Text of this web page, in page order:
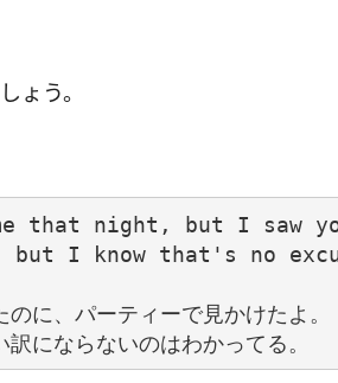
ょう。
that night, but I saw
I know that's no
に、パーティーで見かけたよ。